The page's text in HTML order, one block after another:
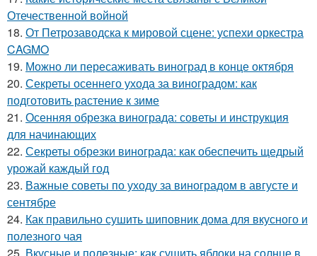
Отечественной войной
18. От Петрозаводска к мировой сцене: успехи оркестра
CAGMO
19. Можно ли пересаживать виноград в конце октября
20. Секреты осеннего ухода за виноградом: как
подготовить растение к зиме
21. Осенняя обрезка винограда: советы и инструкция
для начинающих
22. Секреты обрезки винограда: как обеспечить щедрый
урожай каждый год
23. Важные советы по уходу за виноградом в августе и
сентябре
24. Как правильно сушить шиповник дома для вкусного и
полезного чая
25. Вкусные и полезные: как сушить яблоки на солнце в